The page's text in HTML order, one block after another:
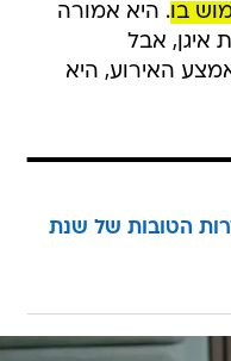
בו. היא אמורה
אבל
האירוע, היא
10 הסדרות הטובות של שנת